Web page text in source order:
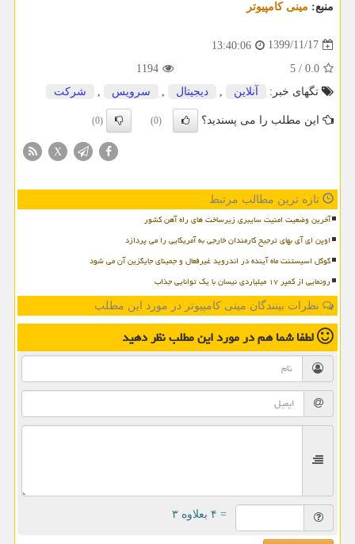
منبع: مینی كامپیوتر
1399/11/17
13:40:06
0.0
/
5
1194
تگهای خبر:
آنلاین دیجیتال سرویس شركت
این مطلب را می پسندید؟ (0)
(0)
X
تازه ترین مطالب مرتبط
آخرین وضعیت امنیت سایبری زیرساخت های راه آهن کشور
اوپن ای آی بهای ترجیح کارمندان خارجی به آمریکایی را می پردازد
گوگل اسیستنت ماه آینده در اندروید غیرفعال و جمینای جایگزین آن می شود
رونمایی از کمپر ۱۷ میلیاردی نیسان با یک توانایی جذاب
نظرات بینندگان مینی کامپیوتر در مورد این مطلب
لطفا شما همدر مورد این مطلبنظر دهید
= ۴ بعلاوه ۳